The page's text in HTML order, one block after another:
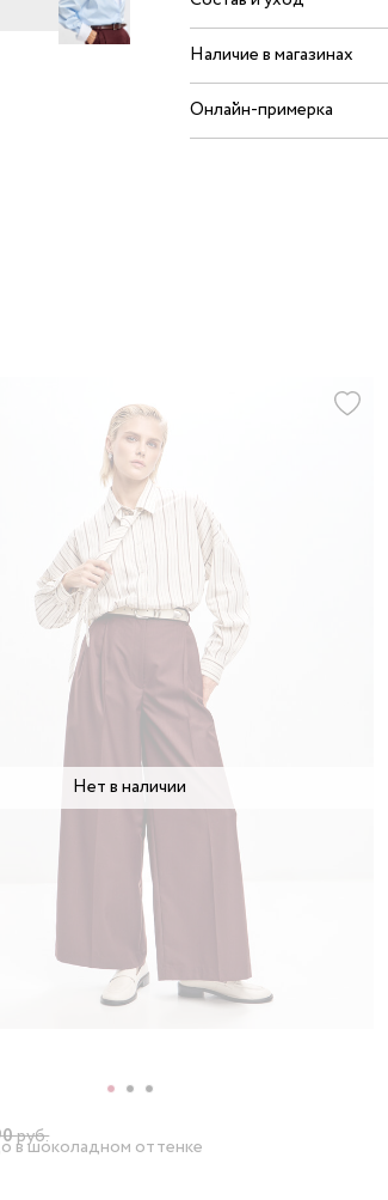
Наличие в магазинах
Онлайн-примерка
Нет в наличии
руб.
в шоколадном оттенке